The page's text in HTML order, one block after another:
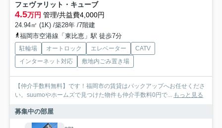
フェヴァリット・キューブ
4.5万円 管理/共益費4,000円
24.94㎡ (1K) /築28年 /7階建
福岡市空港線「東比恵」駅 徒歩7分
駐輪場 オートロック エレベーター
CATV
インターネット対応
敷地内ごみ置き場
【仲介手数料無料】です！福岡市の賃貸はバックアップへお任せくださ
い。suumoやホームズで見つけた物件も仲介手数料0円で... もっと見る
募集中の部屋